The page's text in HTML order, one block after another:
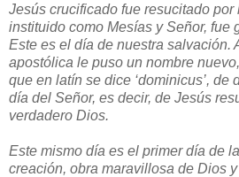
Jesús crucificado fue resucitado por
instituido como Mesías y Señor, fue
Este es el día de nuestra salvación.
apostólica le puso un nombre
que en latín se dice ‘dominicus’, de
día del Señor, es decir, de Jesús
verdadero Dios.
Este mismo día es el primer día de
creación, obra maravillosa de Dios